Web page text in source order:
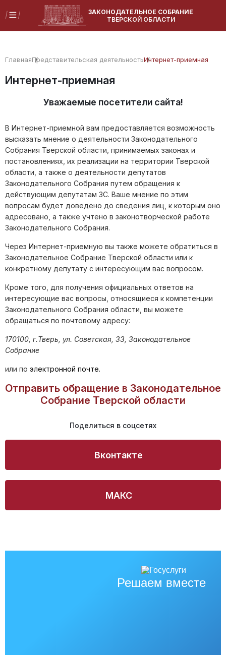
ЗАКОНОДАТЕЛЬНОЕ СОБРАНИЕ
ТВЕРСКОЙ ОБЛАСТИ
ГлавнаяПредставительская деятельностьИнтернет-приемная
Интернет-приемная
Уважаемые посетители сайта!
В Интернет-приемной вам предоставляется возможность
высказать мнение о деятельности Законодательного
Собрания Тверской области, принимаемых законах и
постановлениях, их реализации на территории Тверской
области, а также о деятельности депутатов
Законодательного Собрания путем обращения к
действующим депутатам ЗС. Ваше мнение по этим
вопросам будет доведено до сведения лиц, к которым оно
адресовано, а также учтено в законотворческой работе
Законодательного Собрания.
Через Интернет-приемную вы также можете обратиться в
Законодательное Собрание Тверской области или к
конкретному депутату с интересующим вас вопросом.
Кроме того, для получения официальных ответов на
интересующие вас вопросы, относящиеся к компетенции
Законодательного Собрания области, вы можете
обращаться по почтовому адресу:
170100, г.Тверь, ул. Советская, 33, Законодательное
Собрание
или по электронной почте.
Отправить обращение в Законодательное
Собрание Тверской области
Поделиться в соцсетях
Вконтакте
МАКС
Решаем вместе